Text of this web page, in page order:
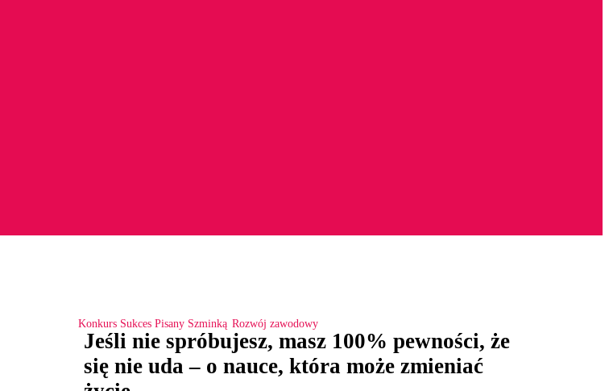
Konkurs Sukces Pisany Szminką Rozwój zawodowy
Jeśli nie spróbujesz, masz 100% pewności, że
się nie uda – o nauce, która może zmieniać